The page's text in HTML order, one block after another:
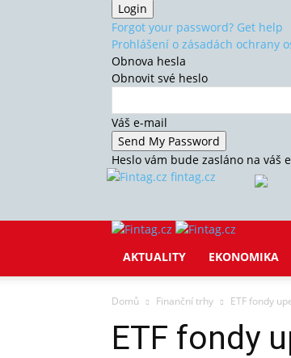
Forgot your password? Get help
Prohlášení o zásadách ochrany
Obnova hesla
Obnovit své heslo
Váš e-mail
Heslo vám bude zasláno na váš
fintag.cz
AKTUALITY EKONOMIKA
Domů Finanční trhy ETF fondy
ETF fondy